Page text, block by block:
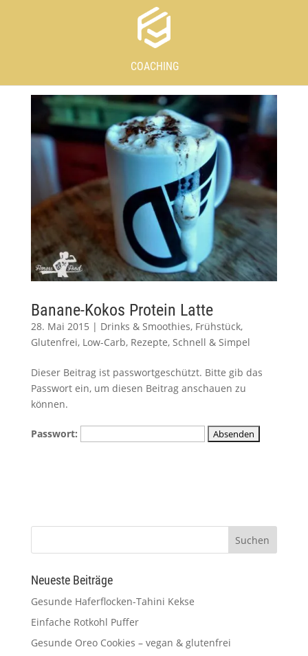
COACHING
Banane-Kokos Protein Latte
28. Mai 2015 | Drinks & Smoothies, Frühstück,
Glutenfrei, Low-Carb, Rezepte, Schnell & Simpel
Dieser Beitrag ist passwortgeschützt. Bitte gib das
Passwort ein, um diesen Beitrag anschauen zu
können.
Passwort:
Neueste Beiträge
Gesunde Haferflocken-Tahini Kekse
Einfache Rotkohl Puffer
Gesunde Oreo Cookies – vegan & glutenfrei